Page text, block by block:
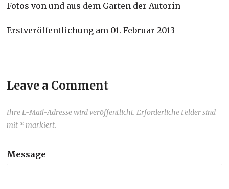
Fotos von und aus dem Garten der Autorin
Erstveröffentlichung am 01. Februar 2013
Leave a Comment
Ihre E-Mail-Adresse wird veröffentlicht. Erforderliche Felder sind
mit * markiert.
Message